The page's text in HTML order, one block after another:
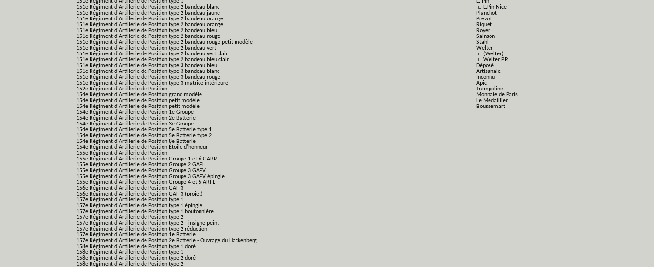
151e Régiment d'Artillerie de Position type 1
151e Régiment d'Artillerie de Position type 2 bandeau blanc
151e Régiment d'Artillerie de Position type 2 bandeau jaune
151e Régiment d'Artillerie de Position type 2 bandeau orange
151e Régiment d'Artillerie de Position type 2 bandeau orange
151e Régiment d'Artillerie de Position type 2 bandeau bleu
151e Régiment d'Artillerie de Position type 2 bandeau rouge
151e Régiment d'Artillerie de Position type 2 bandeau rouge petit modèle
151e Régiment d'Artillerie de Position type 2 bandeau vert
151e Régiment d'Artillerie de Position type 2 bandeau vert clair
151e Régiment d'Artillerie de Position type 2 bandeau bleu clair
151e Régiment d'Artillerie de Position type 3 bandeau bleu
151e Régiment d'Artillerie de Position type 3 bandeau blanc
151e Régiment d'Artillerie de Position type 3 bandeau rouge
151e Régiment d'Artillerie de Position type 3 matrice intérieure
152e Régiment d'Artillerie de Position
154e Régiment d'Artillerie de Position grand modèle
154e Régiment d'Artillerie de Position petit modèle
154e Régiment d'Artillerie de Position petit modèle
154e Régiment d'Artillerie de Position 1e Groupe
154e Régiment d'Artillerie de Position 2e Batterie
154e Régiment d'Artillerie de Position 3e Groupe
154e Régiment d'Artillerie de Position 5e Batterie type 1
154e Régiment d'Artillerie de Position 5e Batterie type 2
154e Régiment d'Artillerie de Position 8e Batterie
154e Régiment d'Artillerie de Position Étoile d'honneur
155e Régiment d'Artillerie de Position
155e Régiment d'Artillerie de Position Groupe 1 et 6 GABR
155e Régiment d'Artillerie de Position Groupe 2 GAFL
155e Régiment d'Artillerie de Position Groupe 3 GAFV
155e Régiment d'Artillerie de Position Groupe 3 GAFV épingle
155e Régiment d'Artillerie de Position Groupe 4 et 5 ARFL
156e Régiment d'Artillerie de Position GAF 3
156e Régiment d'Artillerie de Position GAF 3 (projet)
157e Régiment d'Artillerie de Position type 1
157e Régiment d'Artillerie de Position type 1 épingle
157e Régiment d'Artillerie de Position type 1 boutonnière
157e Régiment d'Artillerie de Position type 2
157e Régiment d'Artillerie de Position type 2 - insigne peint
157e Régiment d'Artillerie de Position type 2 réduction
157e Régiment d'Artillerie de Position 1e Batterie
157e Régiment d'Artillerie de Position 2e Batterie - Ouvrage du Hackenberg
158e Régiment d'Artillerie de Position type 1 doré
158e Régiment d'Artillerie de Position type 1
158e Régiment d'Artillerie de Position type 2 doré
158e Régiment d'Artillerie de Position type 2
L. Pin
∟ L.Pin Nice
Planchot
Prevot
Riquet
Royer
Sainson
Stahl
Welter
∟ (Welter)
∟ Welter P.P.
Déposé
Artisanale
Inconnu
Apic
Trampoline
Monnaie de Paris
Le Medaillier
Boussemart